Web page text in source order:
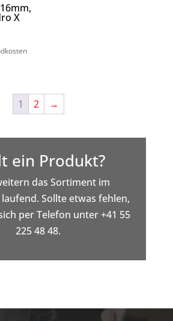
X
1 2 →
ein Produkt?
das Sortiment im
Sollte etwas fehlen,
per Telefon unter +41 55
225 48 48.